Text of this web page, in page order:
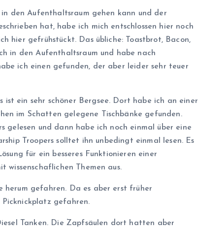
den Aufenthaltsraum gehen kann und der
hat, habe ich mich entschlossen hier noch
hier gefrühstückt. Das übliche: Toastbrot, Bacon,
in den Aufenthaltsraum und habe nach
ich einen gefunden, der aber leider sehr teuer
ein sehr schöner Bergsee. Dort habe ich an einer
im Schatten gelegene Tischbänke gefunden.
gelesen und dann habe ich noch einmal über eine
Troopers solltet ihn unbedingt einmal lesen. Es
für ein besseres Funktionieren einer
Themen aus.
herum gefahren. Da es aber erst früher
gefahren.
Tanken. Die Zapfsäulen dort hatten aber